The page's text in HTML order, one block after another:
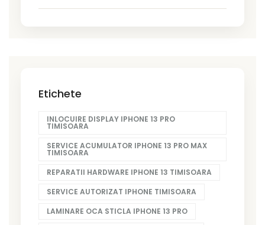
Etichete
INLOCUIRE DISPLAY IPHONE 13 PRO
TIMISOARA
SERVICE ACUMULATOR IPHONE 13 PRO MAX
TIMISOARA
REPARATII HARDWARE IPHONE 13 TIMISOARA
SERVICE AUTORIZAT IPHONE TIMISOARA
LAMINARE OCA STICLA IPHONE 13 PRO